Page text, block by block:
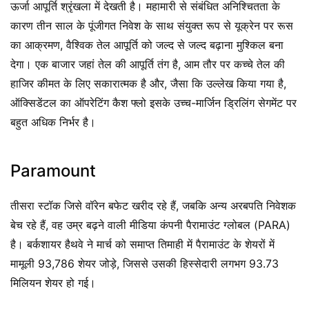
ऊर्जा आपूर्ति श्रृंखला में देखती है। महामारी से संबंधित अनिश्चितता के
कारण तीन साल के पूंजीगत निवेश के साथ संयुक्त रूप से यूक्रेन पर रूस
का आक्रमण, वैश्विक तेल आपूर्ति को जल्द से जल्द बढ़ाना मुश्किल बना
देगा। एक बाजार जहां तेल की आपूर्ति तंग है, आम तौर पर कच्चे तेल की
हाजिर कीमत के लिए सकारात्मक है और, जैसा कि उल्लेख किया गया है,
ऑक्सिडेंटल का ऑपरेटिंग कैश फ्लो इसके उच्च-मार्जिन ड्रिलिंग सेगमेंट पर
बहुत अधिक निर्भर है।
Paramount
तीसरा स्टॉक जिसे वॉरेन बफेट खरीद रहे हैं, जबकि अन्य अरबपति निवेशक
बेच रहे हैं, वह उम्र बढ़ने वाली मीडिया कंपनी पैरामाउंट ग्लोबल (PARA)
है। बर्कशायर हैथवे ने मार्च को समाप्त तिमाही में पैरामाउंट के शेयरों में
मामूली 93,786 शेयर जोड़े, जिससे उसकी हिस्सेदारी लगभग 93.73
मिलियन शेयर हो गई।